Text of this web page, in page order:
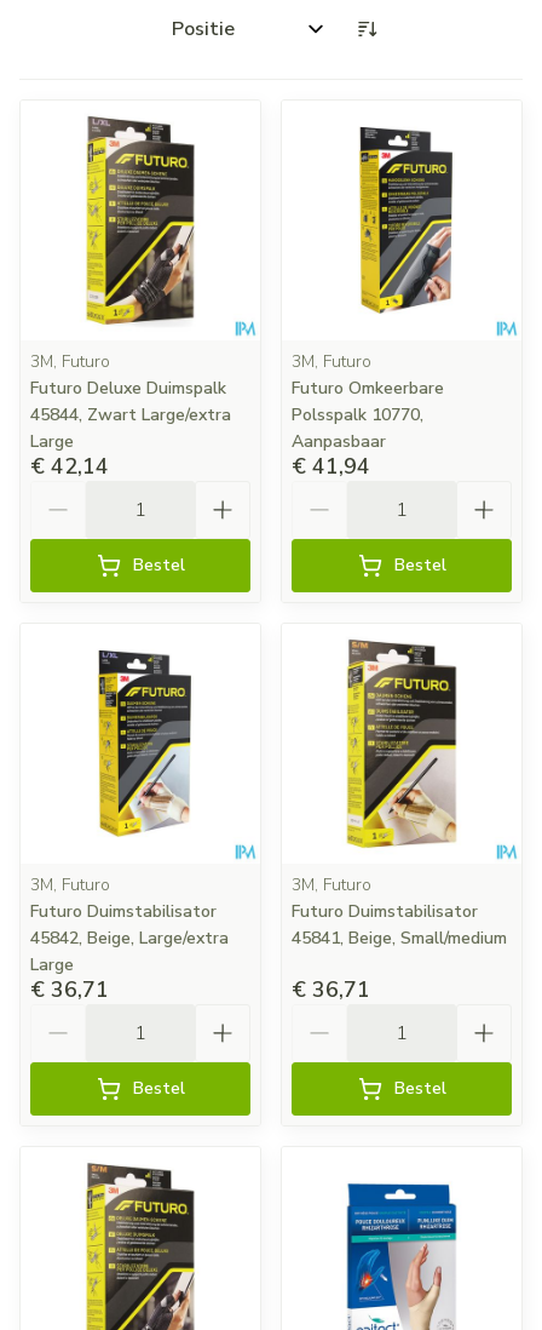
Sorteer op:
3M, Futuro
Futuro Deluxe Duimspalk
45844, Zwart Large/extra
Large
€ 42,14
Bestel
3M, Futuro
Futuro Omkeerbare
Polsspalk 10770,
Aanpasbaar
€ 41,94
Bestel
3M, Futuro
Futuro Duimstabilisator
45842, Beige, Large/extra
Large
€ 36,71
Bestel
3M, Futuro
Futuro Duimstabilisator
45841, Beige, Small/medium
€ 36,71
Bestel